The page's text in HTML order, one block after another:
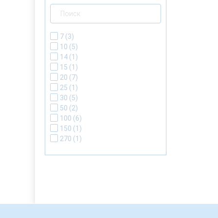
7 (3)
10 (5)
14 (1)
15 (1)
20 (7)
25 (1)
30 (5)
50 (2)
100 (6)
150 (1)
270 (1)